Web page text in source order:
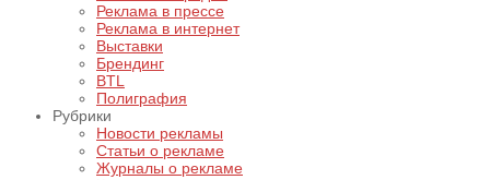
Реклама в прессе
Реклама в интернет
Выставки
Брендинг
BTL
Полиграфия
Рубрики
Новости рекламы
Статьи о рекламе
Журналы о рекламе